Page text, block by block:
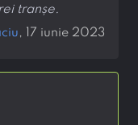
tranșe.
, 17 iunie 2023